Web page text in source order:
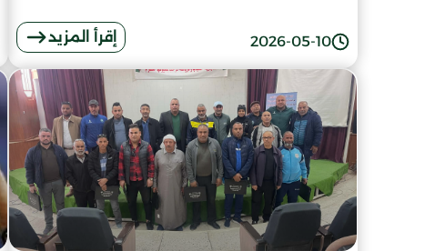
2026-05-10 إقرأ المزيد